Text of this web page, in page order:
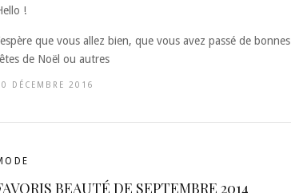
!
que vous allez bien, que vous avez passé de bonnes
de Noël ou autres
DÉCEMBRE 2016
BEAUTÉ DE SEPTEMBRE 2014